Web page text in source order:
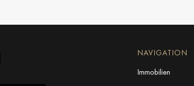
NAVIGATION
Immobilien